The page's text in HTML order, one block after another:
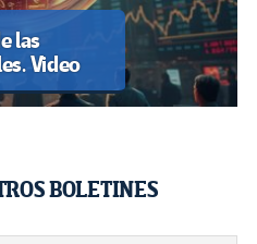
las
Video
BOLETINES